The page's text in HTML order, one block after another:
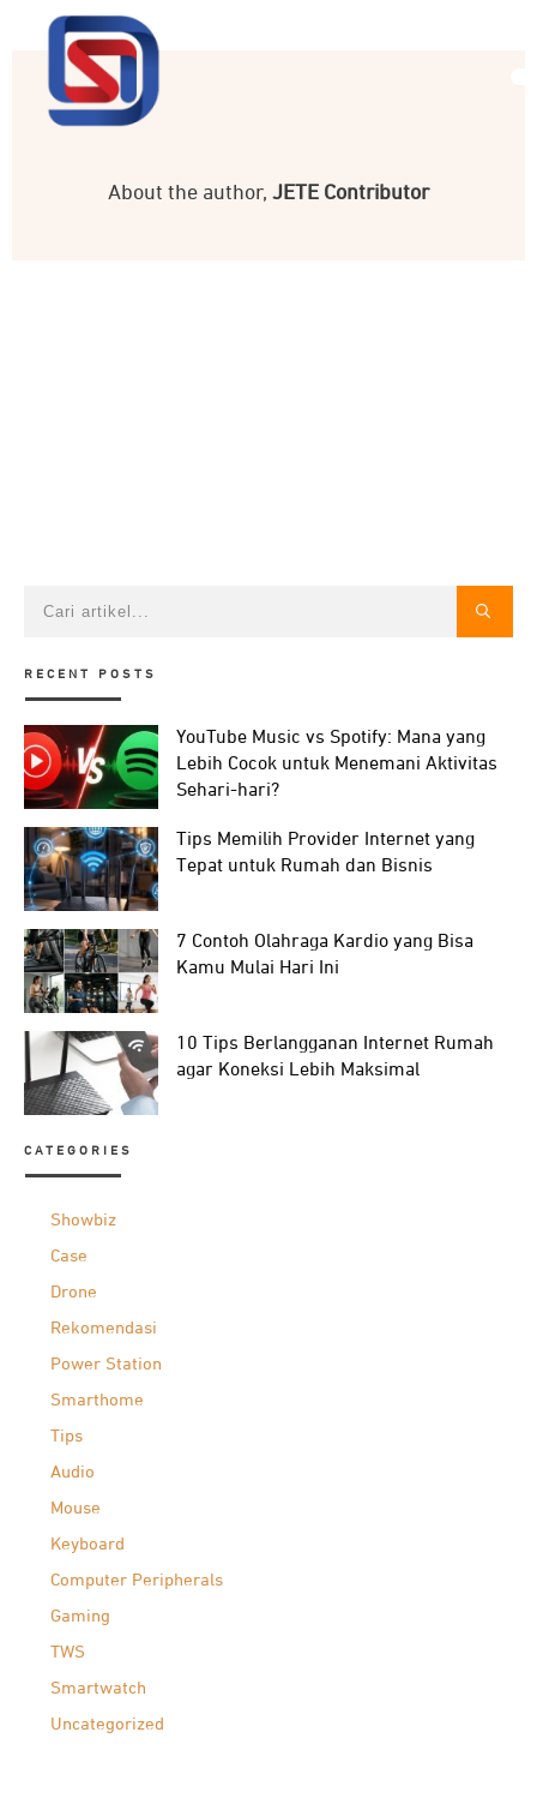
About the author, JETE Contributor
RECENT POSTS
YouTube Music vs Spotify: Mana yang
Lebih Cocok untuk Menemani Aktivitas
Sehari-hari?
Tips Memilih Provider Internet yang
Tepat untuk Rumah dan Bisnis
7 Contoh Olahraga Kardio yang Bisa
Kamu Mulai Hari Ini
10 Tips Berlangganan Internet Rumah
agar Koneksi Lebih Maksimal
CATEGORIES
Showbiz
Case
Drone
Rekomendasi
Power Station
Smarthome
Tips
Audio
Mouse
Keyboard
Computer Peripherals
Gaming
TWS
Smartwatch
Uncategorized